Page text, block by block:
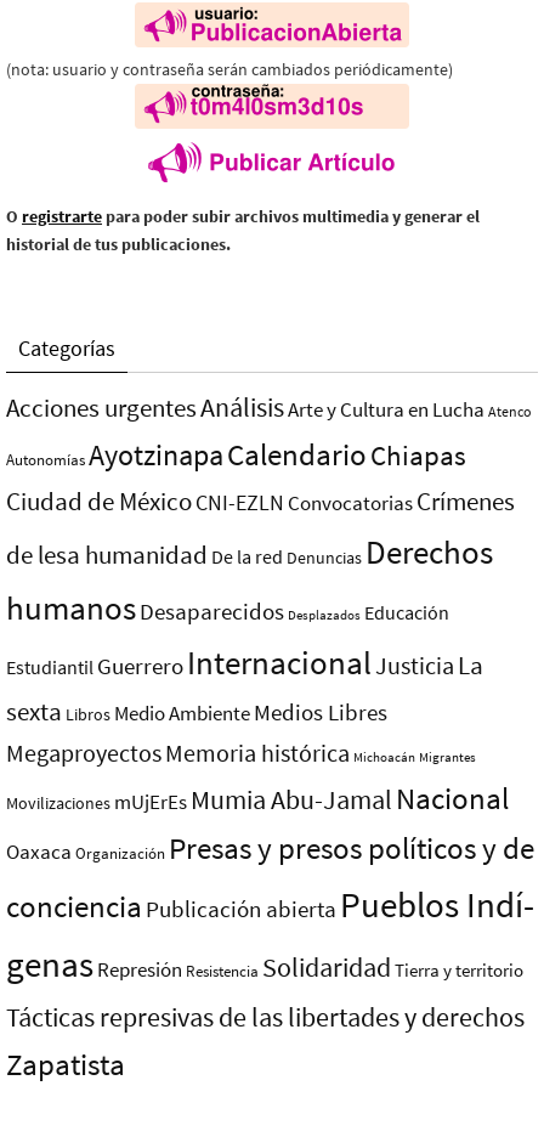
(nota: usuario y contraseña serán cambiados periódicamente)
O registrarte para poder subir archivos multimedia y generar el
historial de tus publicaciones.
Categorías
Acciones urgentesAnálisisArte y Cultura en Lucha Atenco
AutonomíasAyotzinapaCalendarioChiapas
Ciudad de MéxicoCNI-EZLN ConvocatoriasCrímenes
de lesa humanidad De la red Denuncias Derechos
humanosDesaparecidos Desplazados Educación
Estudiantil Guerrero InternacionalJusticia La
sexta Libros Medio AmbienteMedios Libres
MegaproyectosMemoria histórica Michoacán Migrantes
Movilizaciones mUjErEs Mumia Abu-Jamal Nacional
Oaxaca Organización Presas y presos polí­ticos y de
conciencia Publicación abierta Pueblos Indí­
genasRepresión Resistencia Solidaridad Tierra y territorio
Tácticas represivas de las libertades y derechos
Zapatista